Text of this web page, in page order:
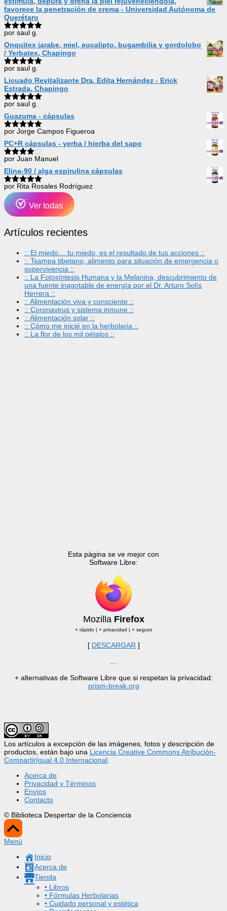
favorece la penetración de crema - Universidad Autónoma de
Querétaro
Valorado
con5de 5
por saul g.
Onquitex jarabe, miel, eucalipto, bugambilia y gordolobo
/ Yerbatex, Chapingo
Valorado
con5de 5
por saul g.
Licuado Revitalizante Dra. Edita Hernández - Erick
Estrada, Chapingo
Valorado
con5de 5
por saul g.
Guazuma - cápsulas
Valorado
con5de 5
por Jorge Campos Figueroa
PC+R cápsulas - yerba / hierba del sapo
Valorado
con4 de
5
por Juan Manuel
Elina-90 / alga espirulina cápsulas
Valorado
con
por Rita Rosales Rodríguez
Ver todas
Artículos recientes
:: El miedo… tu miedo, es el resultado de tus acciones ::
:: Tsampa tibetano, alimento para situación de emergencia o
supervivencia ::
:: La Fotosíntesis Humana y la Melanina, descubrimiento de
una fuente inagotable de energía por el Dr. Arturo Solís
Herrera ::
:: Alimentación viva y consciente ::
:: Coronavirus y sistema inmune ::
:: Alimentación solar ::
:: Cómo me inicié en la herbolaria ::
:: La flor de los mil pétalos ::
Esta página se ve mejor con
Software Libre:
Mozilla Firefox
+ rápido | + privacidad | + seguro
[ DESCARGAR]
...
+ alternativas de Software Libre que si respetan la privacidad:
prism-break.org
Los artículos a excepción de las imágenes, fotos y descripción de
productos, están bajo una Licencia Creative Commons Atribución-
CompartirIgual 4.0 Internacional.
Acerca de
Privacidad y Términos
Envíos
Contacto
© Biblioteca Despertar de la Conciencia
Scroll
Up
Menú
Inicio
Acerca de
Tienda
• Libros
• Fórmulas Herbolarias
• Cuidado personal y estética